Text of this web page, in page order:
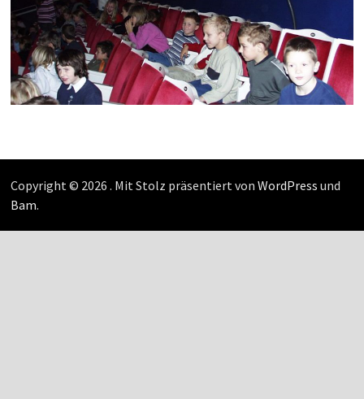
Copyright © 2026 . Mit Stolz präsentiert von WordPress und
Bam.